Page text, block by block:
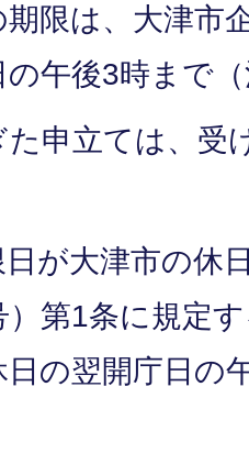
限は、大津市
の午後3時まで
た申立ては、受
が大津市の休
）第1条に規定
日の翌開庁日の